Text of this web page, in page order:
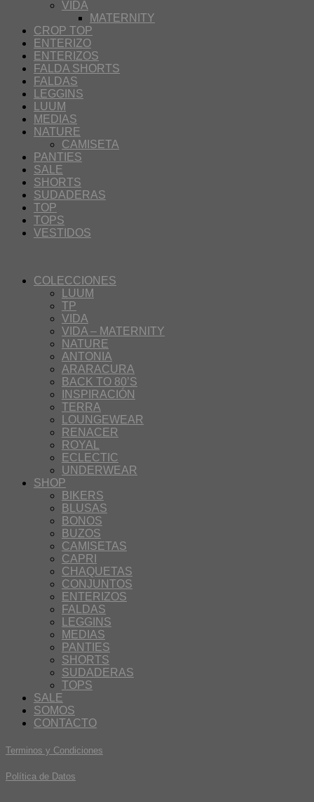
VIDA
MATERNITY
CROP TOP
ENTERIZO
ENTERIZOS
FALDA SHORTS
FALDAS
LEGGINS
LUUM
MEDIAS
NATURE
CAMISETA
PANTIES
SALE
SHORTS
SUDADERAS
TOP
TOPS
VESTIDOS
COLECCIONES
LUUM
TP
VIDA
VIDA – MATERNITY
NATURE
ANTONIA
ARARACURA
BACK TO 80’S
INSPIRACIÓN
TERRA
LOUNGEWEAR
RENACER
ROYAL
ECLECTIC
UNDERWEAR
SHOP
BIKERS
BLUSAS
BONOS
BUZOS
CAMISETAS
CAPRI
CHAQUETAS
CONJUNTOS
ENTERIZOS
FALDAS
LEGGINS
MEDIAS
PANTIES
SHORTS
SUDADERAS
TOPS
SALE
SOMOS
CONTACTO
Terminos y Condiciones
Política de Datos